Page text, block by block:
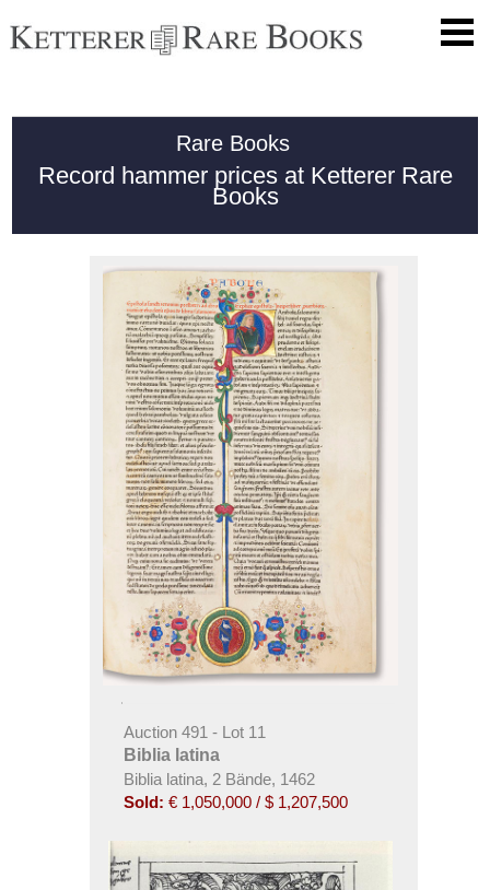
Rare Books
Record hammer prices at Ketterer Rare
Books
Auction 491 - Lot 11
Biblia latina
Biblia latina, 2 Bände, 1462
Sold: € 1,050,000 / $ 1,207,500